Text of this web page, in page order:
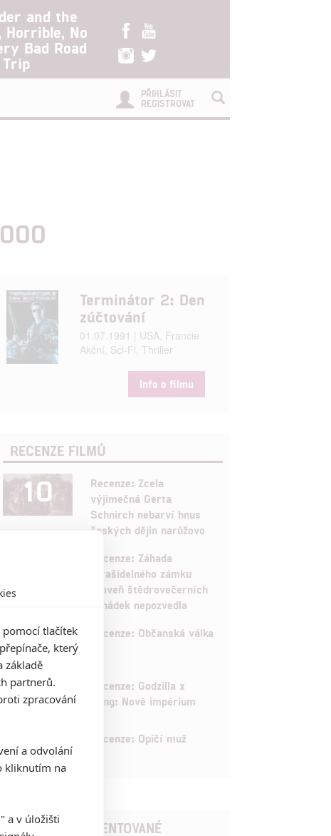
and the
Horrible, No
Bad Road
Trip
PŘIHLÁSIT
REGISTROVAT
Terminátor 2: Den
zúčtování
01.07.1991 | USA, Francie
Akční, Sci-Fi, Thriller
Info o filmu
RECENZE FILMŮ
10
Recenze: Zcela
výjimečná Gerta
Schnirch nebarví hnus
českých dějin narůžovo
Recenze: Záhada
strašidelného zámku
úroveň štědrovečerních
pohádek nepozvedla
8 Recenze: Občanská válka
6
Recenze: Godzilla x
Kong: Nové impérium
8 Recenze: Opičí muž
POSLEDNÍ KOMENTOVANÉ
tlačítek
který
základě
partnerů.
zpracování
a odvolání
kliknutím na
a v úložišti